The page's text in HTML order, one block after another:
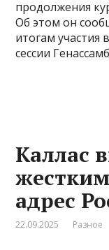
продолжения
Об этом он
итогам участия
сессии
Каллас
адрес
22.09.2025 Разное